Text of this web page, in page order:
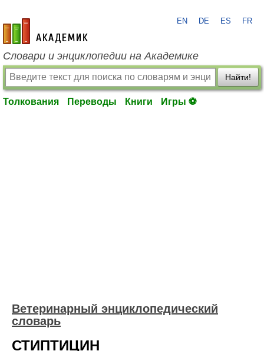
academic.ru
EN DE ES FR
Словари и энциклопедии на Академике
Найти!
Толкования Переводы Книги Игры ⚽
Ветеринарный энциклопедический
словарь
СТИПТИЦИН